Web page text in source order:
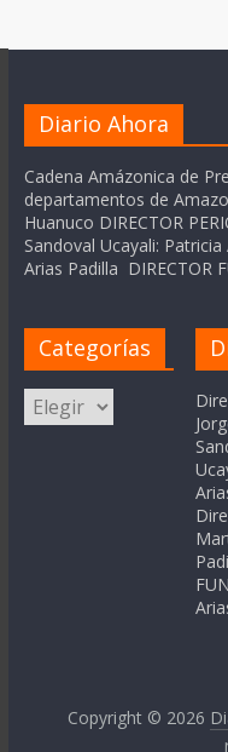
Diario Ahora
Cadena Amázonica de
departamentos de
Huanuco DIRECTOR
Sandoval Ucayali:
Arias Padilla DIRECTOR
Categorías
Categorías
Copyright © 2026